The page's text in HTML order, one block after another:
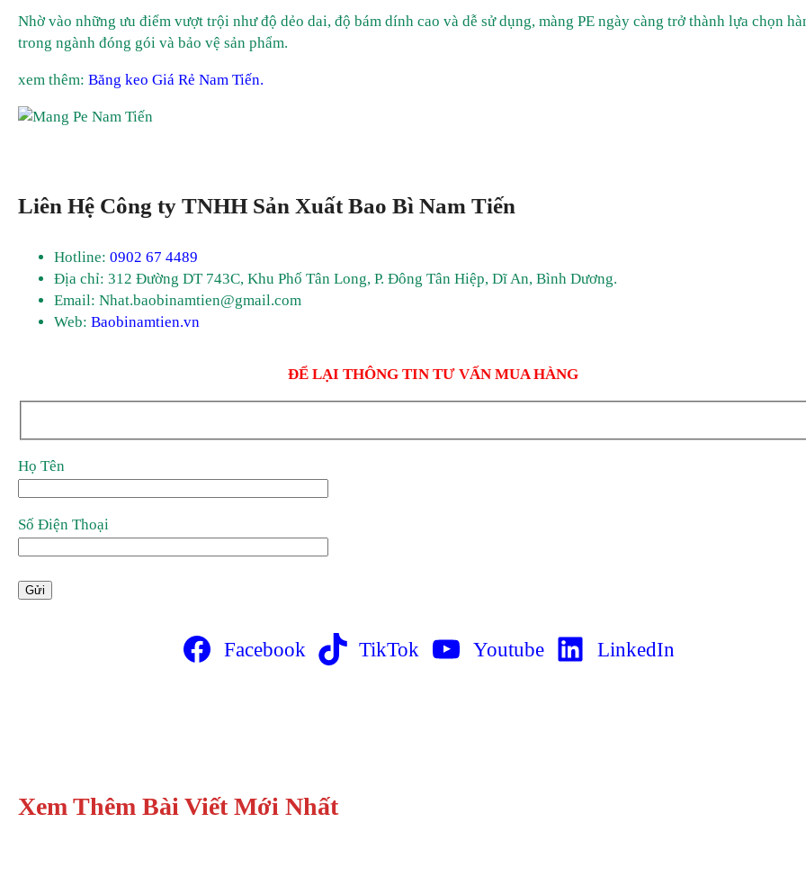
Nhờ vào những ưu điểm vượt trội như độ dẻo dai, độ bám dính cao và dễ sử dụng, màng PE ngày càng trở thành lựa chọn
trong ngành đóng gói và bảo vệ sản phẩm.
xem thêm: Băng keo Giá Rẻ Nam Tiến.
Liên Hệ Công ty TNHH Sản Xuất Bao Bì Nam Tiến
Hotline: 0902 67 4489
Địa chỉ: 312 Đường DT 743C, Khu Phố Tân Long, P. Đông Tân Hiệp, Dĩ An, Bình Dương.
Email: Nhat.baobinamtien@gmail.com
Web: Baobinamtien.vn
ĐỂ LẠI THÔNG TIN TƯ VẤN MUA HÀNG
Họ Tên
Số Điện Thoại
Facebook TikTok Youtube LinkedIn
Xem Thêm Bài Viết Mới Nhất